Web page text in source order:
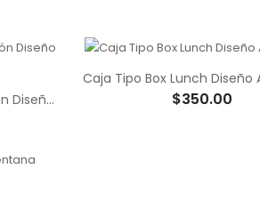
Bolsa Tipo Boutique con Cordón Diseño Vaca
Caja Tipo Box Lunch Diseño
$350.00